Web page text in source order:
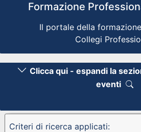
Formazione
Il portale della
Collegi
Clicca qui - espandi la
eventi
Criteri di ricerca applicati: